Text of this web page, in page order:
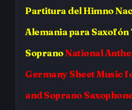
Partituradel Himno
Alemaniapara Saxofón
SopranoNational
GermanySheet Music
and Soprano